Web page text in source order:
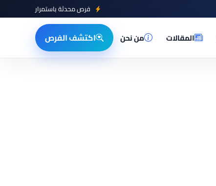
فرص محدثة باستمرار
المقالات من نحن اكتشف الفرص